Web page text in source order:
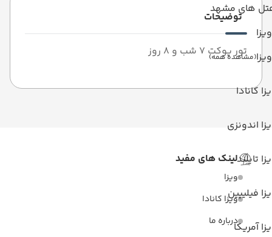
های مشهد
ویزا
ویزا(مشاهده همه)
کانادا
اندونزی
تایلند
فیلیپین
آمریکا
توضیحات
تور پوکت 7 شب و 8 روز
لینک های مفید
ویزا
ویزا کانادا
درباره ما